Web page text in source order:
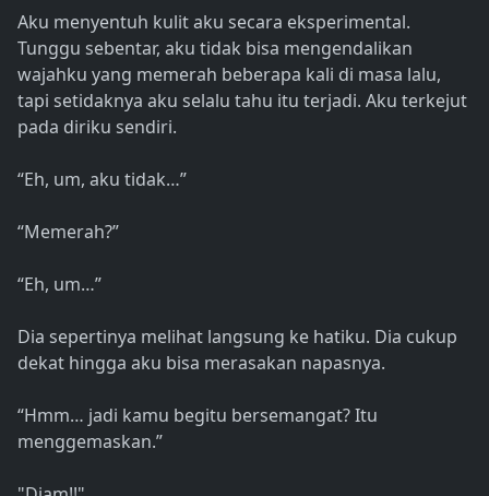
Aku menyentuh kulit aku secara eksperimental.
Tunggu sebentar, aku tidak bisa mengendalikan
wajahku yang memerah beberapa kali di masa lalu,
tapi setidaknya aku selalu tahu itu terjadi. Aku terkejut
pada diriku sendiri.
“Eh, um, aku tidak…”
“Memerah?”
“Eh, um…”
Dia sepertinya melihat langsung ke hatiku. Dia cukup
dekat hingga aku bisa merasakan napasnya.
“Hmm… jadi kamu begitu bersemangat? Itu
menggemaskan.”